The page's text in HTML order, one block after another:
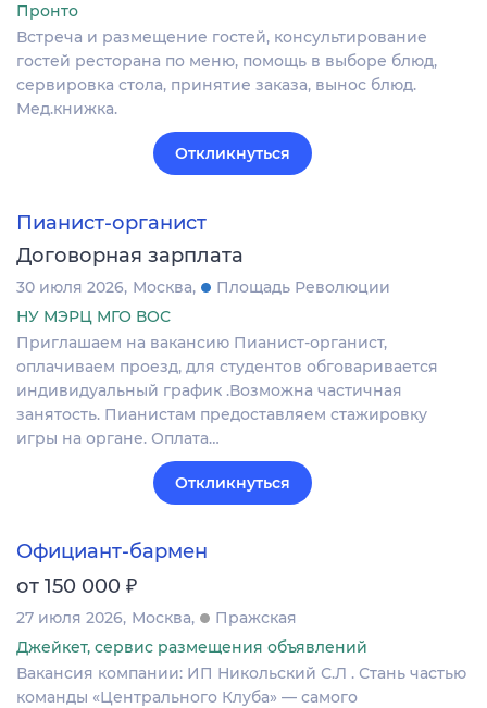
Пронто
Встреча и размещение гостей, консультирование
гостей ресторана по меню, помощь в выборе блюд,
сервировка стола, принятие заказа, вынос блюд.
Мед.книжка.
Откликнуться
Пианист-органист
Договорная зарплата
30 июля 2026 Москва
Площадь Революции
НУ МЭРЦ МГО ВОС
Приглашаем на вакансию Пианист-органист,
оплачиваем проезд, для студентов обговаривается
индивидуальный график .Возможна частичная
занятость. Пианистам предоставляем стажировку
игры на органе. Оплата…
Откликнуться
Официант-бармен
от 150 000 ₽
27 июля 2026 Москва
Пражская
Джейкет, сервис размещения объявлений
Вакансия компании: ИП Никольский С.Л . Стань частью
команды «Центрального Клуба» — самого